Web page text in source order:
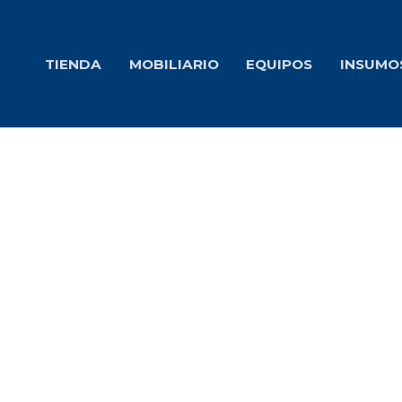
contenido
TIENDA MOBILIARIO EQUIPOS